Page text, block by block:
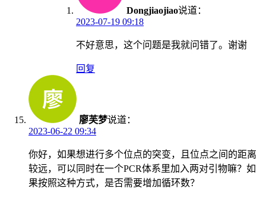
Dongjiaojiao说道：
2023-07-19 09:18
不好意思，这个问题是我就问错了。谢谢
回复
廖芙梦说道：
2023-06-22 09:34
你好，如果想进行多个位点的突变，且位点之间的距离
较远，可以同时在一个PCR体系里加入两对引物嘛？如
果按照这种方式，是否需要增加循环数？